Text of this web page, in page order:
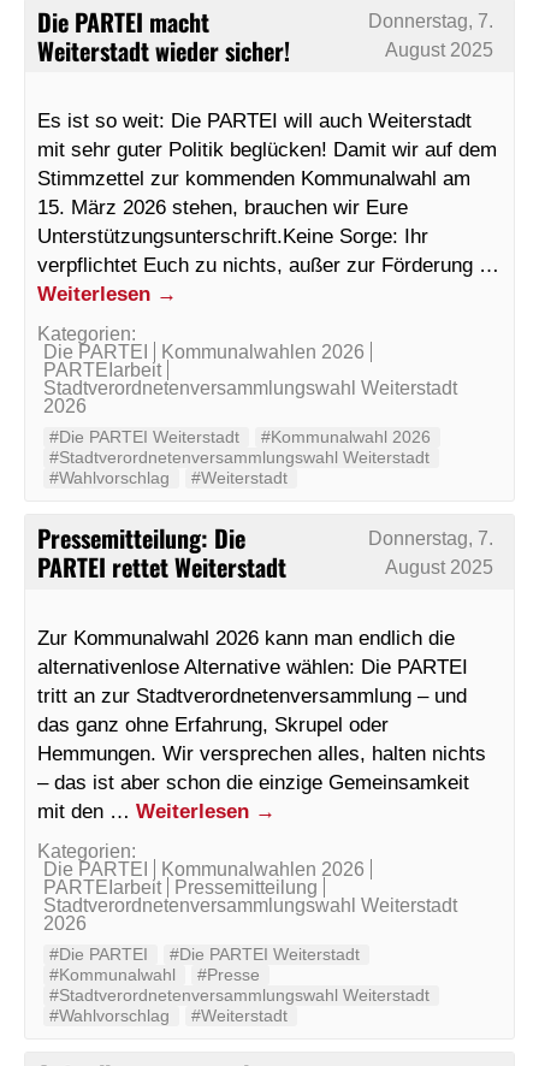
Die PARTEI macht
Weiterstadt wieder sicher!
Donnerstag, 7.
August 2025
Es ist so weit: Die PARTEI will auch Weiterstadt
mit sehr guter Politik beglücken! Damit wir auf dem
Stimmzettel zur kommenden Kommunalwahl am
15. März 2026 stehen, brauchen wir Eure
Unterstützungsunterschrift.Keine Sorge: Ihr
verpflichtet Euch zu nichts, außer zur Förderung …
Weiterlesen →
Kategorien:
Die PARTEI
Kommunalwahlen 2026
PARTEIarbeit
Stadtverordnetenversammlungswahl Weiterstadt
2026
#Die PARTEI Weiterstadt
#Kommunalwahl 2026
#Stadtverordnetenversammlungswahl Weiterstadt
#Wahlvorschlag
#Weiterstadt
Pressemitteilung: Die
PARTEI rettet Weiterstadt
Donnerstag, 7.
August 2025
Zur Kommunalwahl 2026 kann man endlich die
alternativenlose Alternative wählen: Die PARTEI
tritt an zur Stadtverordnetenversammlung – und
das ganz ohne Erfahrung, Skrupel oder
Hemmungen. Wir versprechen alles, halten nichts
– das ist aber schon die einzige Gemeinsamkeit
mit den … Weiterlesen →
Kategorien:
Die PARTEI
Kommunalwahlen 2026
PARTEIarbeit
Pressemitteilung
Stadtverordnetenversammlungswahl Weiterstadt
2026
#Die PARTEI
#Die PARTEI Weiterstadt
#Kommunalwahl
#Presse
#Stadtverordnetenversammlungswahl Weiterstadt
#Wahlvorschlag
#Weiterstadt